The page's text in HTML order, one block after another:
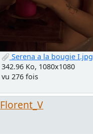
Serena a la bougie I.jpg
342.96 Ko, 1080x1080
vu 276 fois
Florent_V